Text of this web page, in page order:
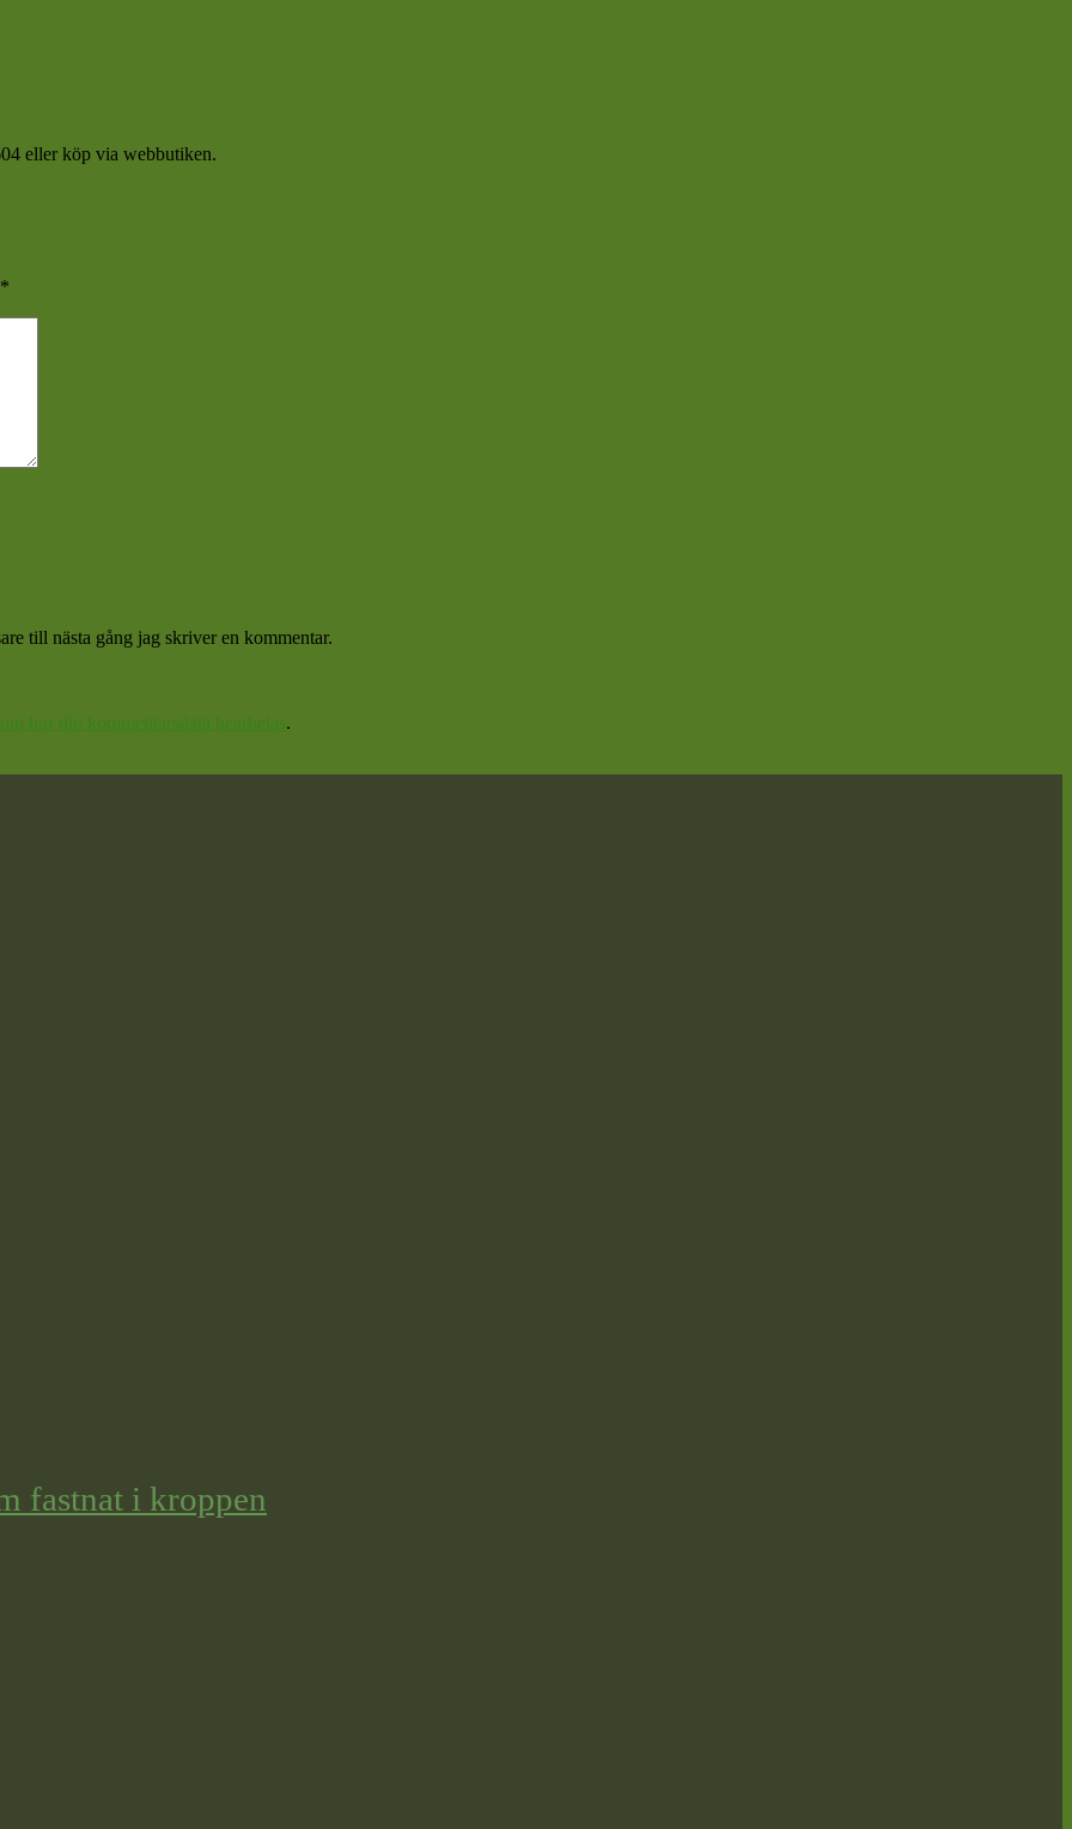
eller köp via webbutiken.
*
till nästa gång jag skriver en kommentar.
hur din kommentarsdata bearbetas.
fastnat i kroppen